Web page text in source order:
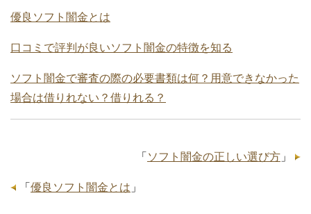
優良ソフト闇金とは
口コミで評判が良いソフト闇金の特徴を知る
ソフト闇金で審査の際の必要書類は何？用意できなかった
場合は借りれない？借りれる？
「 ソフト闇金の正しい選び方 」
「 優良ソフト闇金とは 」